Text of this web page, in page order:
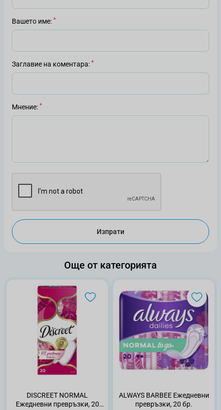
Вашето име
Заглавие на коментара
Мнение
Изпрати
Още от категорията
DISCREET NORMAL
Ежедневни превръзки, 20
ALWAYS BARBEE Ежедневни
превръзки, 20 бр.